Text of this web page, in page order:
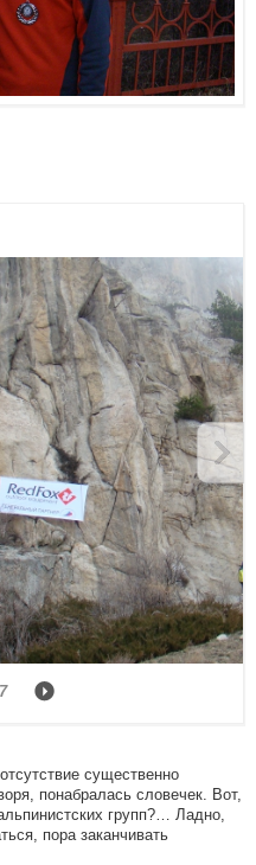
существенно
понабралась словечек. Вот,
групп?… Ладно,
пора заканчивать